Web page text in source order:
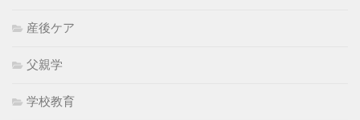
産後ケア
父親学
学校教育